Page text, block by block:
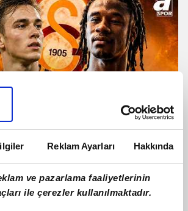
Reklam Ayarları Hakkında
ve pazarlama faaliyetlerinin
ile çerezler kullanılmaktadır.
| Galatasaray'dan
Ve Sergey Batrakov